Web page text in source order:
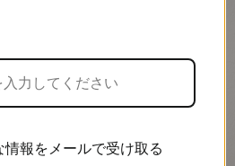
報をメールで受け取る